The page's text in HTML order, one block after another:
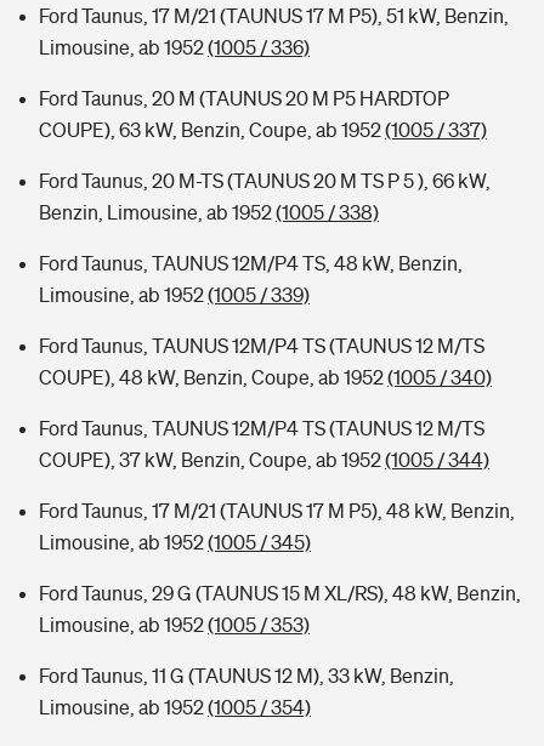
Ford Taunus, 17 M/21 (TAUNUS 17 M P5), 51 kW, Benzin,
Limousine, ab 1952(1005 / 336)
Ford Taunus, 20 M (TAUNUS 20 M P5 HARDTOP
COUPE), 63 kW, Benzin, Coupe, ab 1952(1005 / 337)
Ford Taunus, 20 M-TS (TAUNUS 20 M TS P 5 ), 66 kW,
Benzin, Limousine, ab 1952(1005 / 338)
Ford Taunus, TAUNUS 12M/P4 TS, 48 kW, Benzin,
Limousine, ab 1952(1005 / 339)
Ford Taunus, TAUNUS 12M/P4 TS (TAUNUS 12 M/TS
COUPE), 48 kW, Benzin, Coupe, ab 1952(1005 / 340)
Ford Taunus, TAUNUS 12M/P4 TS (TAUNUS 12 M/TS
COUPE), 37 kW, Benzin, Coupe, ab 1952(1005 / 344)
Ford Taunus, 17 M/21 (TAUNUS 17 M P5), 48 kW, Benzin,
Limousine, ab 1952(1005 / 345)
Ford Taunus, 29 G (TAUNUS 15 M XL/RS), 48 kW, Benzin,
Limousine, ab 1952(1005 / 353)
Ford Taunus, 11 G (TAUNUS 12 M), 33 kW, Benzin,
Limousine, ab 1952(1005 / 354)